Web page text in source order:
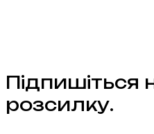
Підпишіться
розсилку.